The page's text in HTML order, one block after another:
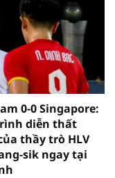
0-0 Singapore:
diễn thất
thầy trò HLV
sik ngay tại